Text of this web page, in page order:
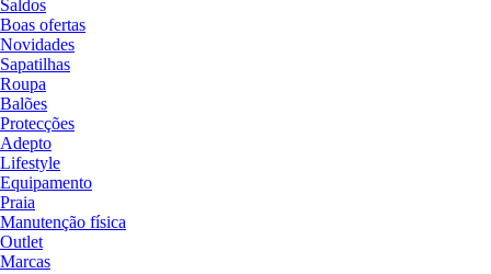
Saldos
Boas ofertas
Novidades
Sapatilhas
Roupa
Balões
Protecções
Adepto
Lifestyle
Equipamento
Praia
Manutenção física
Outlet
Marcas